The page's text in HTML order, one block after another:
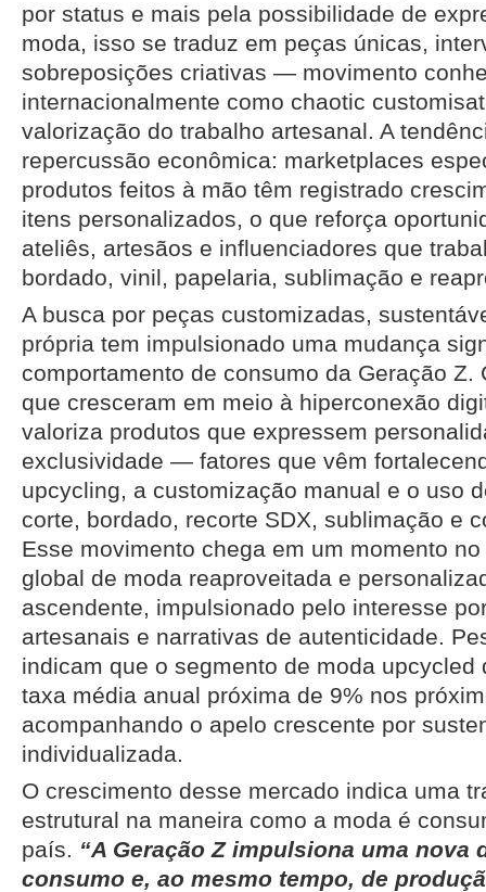
por status e mais pela possibilidade de
moda, isso se traduz em peças únicas,
sobreposições criativas — movimento
internacionalmente como chaotic
valorização do trabalho artesanal. A
repercussão econômica: marketplaces
produtos feitos à mão têm registrado
itens personalizados, o que reforça
ateliês, artesãos e influenciadores que
bordado, vinil, papelaria, sublimação e
A busca por peças customizadas,
própria tem impulsionado uma mudança
comportamento de consumo da Geração Z.
que cresceram em meio à hiperconexão
valoriza produtos que expressem
exclusividade — fatores que vêm
upcycling, a customização manual e o uso
corte, bordado, recorte SDX, sublimação e
Esse movimento chega em um momento
global de moda reaproveitada e
ascendente, impulsionado pelo interesse
artesanais e narrativas de autenticidade.
indicam que o segmento de moda upcycled
taxa média anual próxima de 9% nos
acompanhando o apelo crescente por
individualizada.
O crescimento desse mercado indica uma
estrutural na maneira como a moda é
país. “A Geração Z impulsiona uma nova
consumo e, ao mesmo tempo, de